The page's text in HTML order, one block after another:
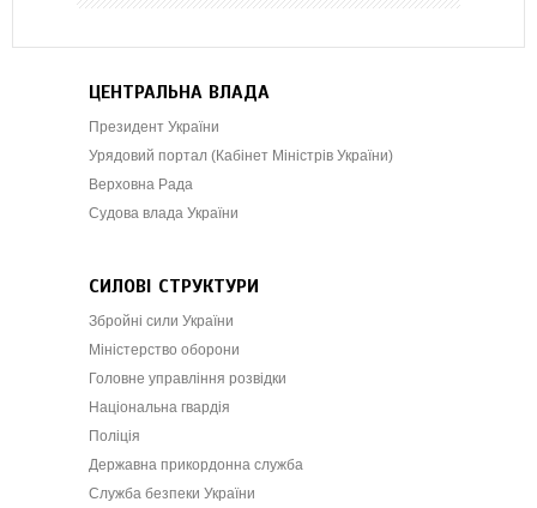
ЦЕНТРАЛЬНА ВЛАДА
Президент України
Урядовий портал (Кабінет Міністрів України)
Верховна Рада
Судова влада України
СИЛОВІ СТРУКТУРИ
Збройні сили України
Міністерство оборони
Головне управління розвідки
Національна гвардія
Поліція
Державна прикордонна служба
Служба безпеки України